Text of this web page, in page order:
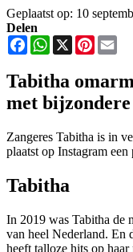
Geplaatst op: 10
Delen
FacebookWhatsApp
X Pinterest
Tabitha
met
Zangeres Tabitha is in
plaatst op Instagram
Tabitha
In 2019 was Tabitha de
van heel Nederland. En
heeft talloze hits op